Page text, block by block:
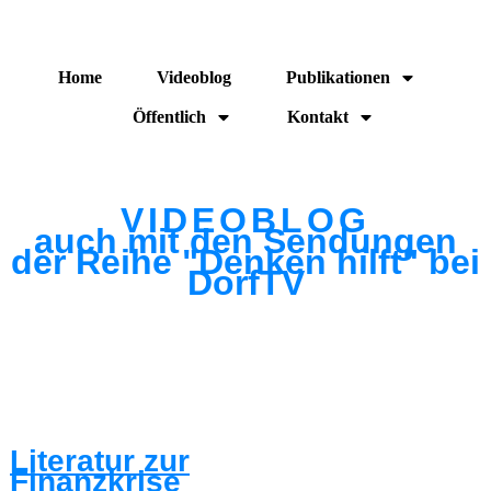
Home Videoblog Publikationen
Öffentlich Kontakt
VIDEOBLOG
auch mit den Sendungen
der Reihe "Denken hilft" bei
DorfTV
Literatur zur
Finanzkrise